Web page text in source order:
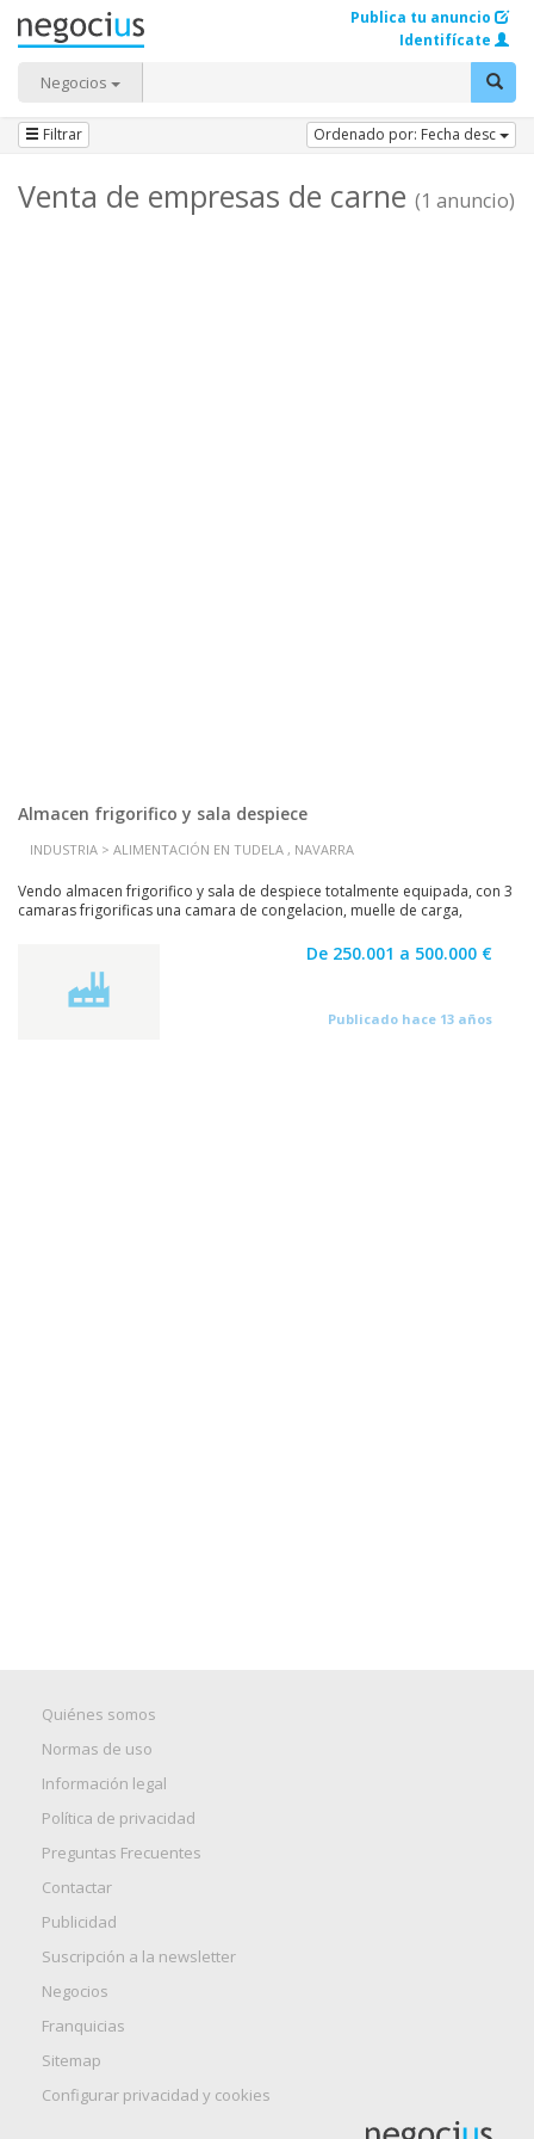
Negocios
Publica tu anuncio
Identifícate
Filtrar Ordenado por: Fecha desc
Venta de empresas de carne (1 anuncio)
Almacen frigorifico y sala despiece
INDUSTRIA > ALIMENTACIÓN EN TUDELA , NAVARRA
Vendo almacen frigorifico y sala de despiece totalmente equipada, con 3
camaras frigorificas una camara de congelacion, muelle de carga,
De 250.001 a 500.000 €
Publicado hace 13 años
Quiénes somos
Normas de uso
Información legal
Política de privacidad
Preguntas Frecuentes
Contactar
Publicidad
Suscripción a la newsletter
Negocios
Franquicias
Sitemap
Configurar privacidad y cookies